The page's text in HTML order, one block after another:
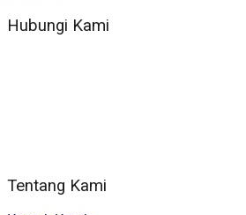
Hubungi Kami
Tentang Kami